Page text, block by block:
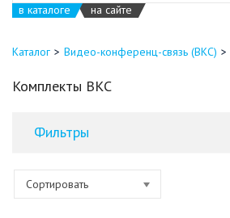
в каталоге на сайте
Каталог Видео-конференц-связь (ВКС)
Комплекты ВКС
Фильтры
Сортировать